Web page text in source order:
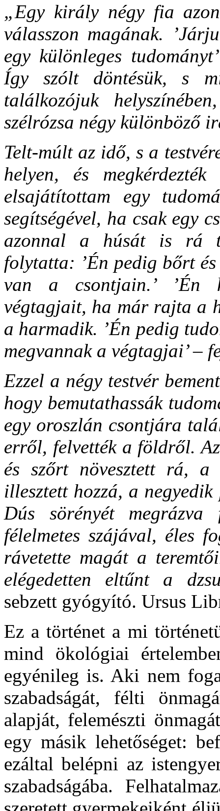
„Egy király négy fia
válasszon magának.
egy különleges
Így szólt döntésük, s
találkozójuk
szélrózsa négy különböző
Telt-múlt az idő, s a
helyen, és
elsajátítottam egy
segítségével, ha csak egy
azonnal a húsát is rá
folytatta: ’Én pedig bőrt
van a csontjain.’ ’Én
végtagjait, ha már rajta a
a harmadik. ’Én pedig
megvannak a végtagjai’ –
Ezzel a négy testvér
hogy bemutathassák
egy oroszlán csontjára
erről, felvették a földről.
és szőrt növesztett rá, a
illesztett hozzá, a
Dús sörényét
félelmetes szájával, éles
rávetette magát a
elégedetten eltűnt a
sebzett gyógyító. Ursus
Ez a történet a mi
mind ökológiai
egyénileg is. Aki nem
szabadságát, félti
alapját, felemészti
egy másik lehetőséget:
ezáltal belépni az
szabadságába.